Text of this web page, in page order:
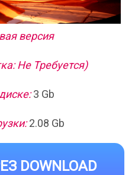
версия
Не Требуется)
3 Gb
2.08 Gb
DOWNLOAD